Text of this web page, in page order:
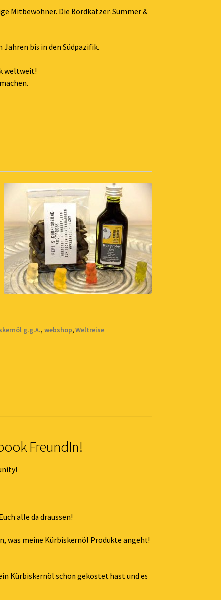
Mitbewohner. Die Bordkatzen Summer &
bis in den Südpazifik.
weltweit!
machen.
g.g.A.,webshop,Weltreise
FreundIn!
alle da draussen!
was meine Kürbiskernöl Produkte angeht!
Kürbiskernöl schon gekostet hast und es